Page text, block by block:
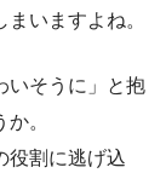
いますよね。
いそうに」と抱
。
役割に逃げ込